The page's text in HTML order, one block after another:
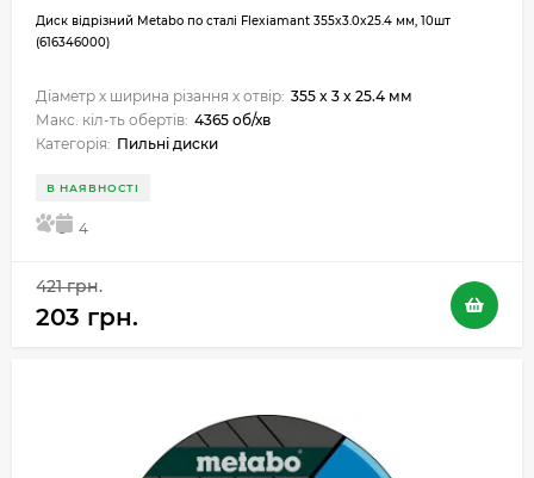
Диск відрізний Metabo по сталі Flexiamant 355x3.0x25.4 мм, 10шт
(616346000)
Діаметр x ширина різання x отвір: 355 x 3 x 25.4 мм
Макс. кіл-ть обертів: 4365 об/хв
Категорія: Пильні диски
В НАЯВНОСТІ
5 4
421 грн.
203 грн.